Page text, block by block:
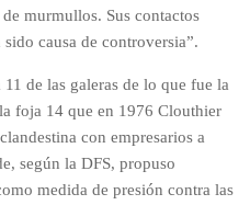
murmullos. Sus contactos
causa de controversia”.
de las galeras de lo que fue la
foja 14 que en 1976 Clouthier
con empresarios a
según la DFS, propuso
medida de presión contra las